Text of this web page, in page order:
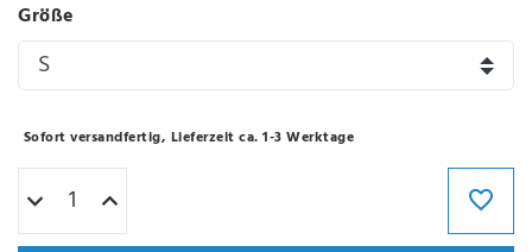
Größe
Sofort versandfertig, Lieferzeit ca. 1-3 Werktage